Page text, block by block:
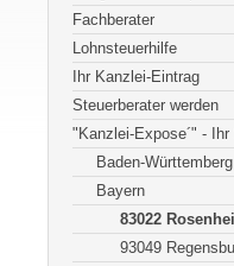
Fachberater
Lohnsteuerhilfe
Ihr Kanzlei-Eintrag
Steuerberater werden
"Kanzlei-Expose´" - Ihr
Baden-Württemberg
Bayern
83022
93049